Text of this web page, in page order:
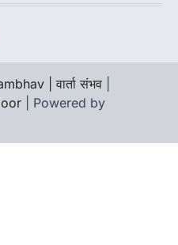
| वार्ता संभव
| Powered by